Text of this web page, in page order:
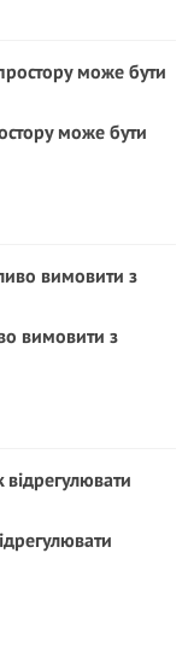
може бути
вимовити з